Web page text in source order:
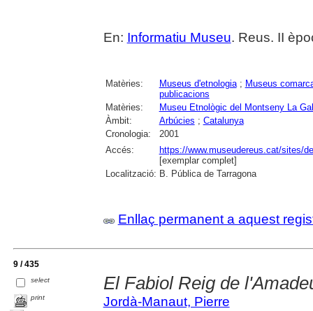
En: Informatiu Museu. Reus. II
Matèries: Museus d'etnologia; Museus
publicacions
Matèries:
Museu Etnològic del Montseny La
Àmbit:
Arbúcies ; Catalunya
Cronologia:
2001
Accés:
https://www.museudereus.cat/sites/
[exemplar complet]
Localització: B. Pública de Tarragona
Enllaç permanent a aquest
9 / 435
select
print
El Fabiol Reig de
Jordà-Manaut, Pierre